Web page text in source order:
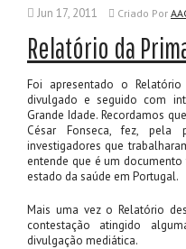
Jun 17, 2011 Criado Por
Relatório da
Foi apresentado o
divulgado e seguido com
Grande Idade. Recordamos
César Fonseca, fez,
investigadores que
entende que é um
estado da saúde em Portugal.
Mais uma vez o Relatório
contestação atingido
divulgação mediática.